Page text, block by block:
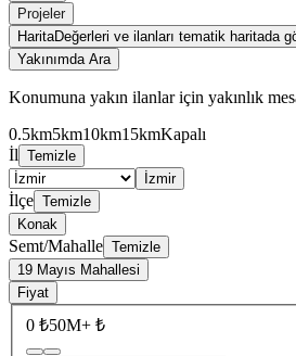
Projeler
HaritaDeğerleri ve ilanları tematik haritada
Yakınımda Ara
Konumuna yakın ilanlar için yakınlık
0.5km5km10km15kmKapalı
İl Temizle
İzmir
İlçe Temizle
Konak
Semt/Mahalle Temizle
19 Mayıs Mahallesi
Fiyat
0 ₺50M+ ₺